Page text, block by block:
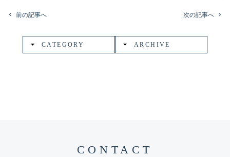
前の記事へ 次の記事へ
CATEGORY ARCHIVE
CONTACT